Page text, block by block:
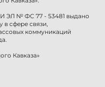
ЭЛ № ФС 77 - 53481 выдано
сфере связи,
коммуникаций
Кавказа»